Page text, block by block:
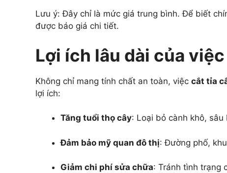
Lưu ý: Đây chỉ là mức giá trung bình. Để biết
được báo giá chi tiết.
Lợi ích lâu dài của
Không chỉ mang tính chất an toàn, việc cắt tỉa
lợi ích:
Tăng tuổi thọ cây: Loại bỏ cành khô,
Đảm bảo mỹ quan đô thị: Đường phố,
Giảm chi phí sửa chữa: Tránh tình trạng